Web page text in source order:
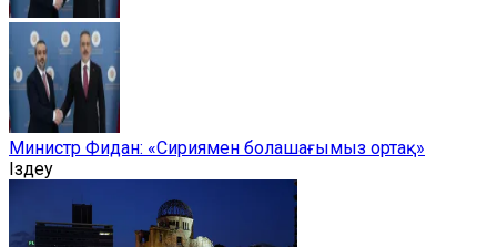
Министр Фидан: «Сириямен болашағымыз ортақ»
Іздеу